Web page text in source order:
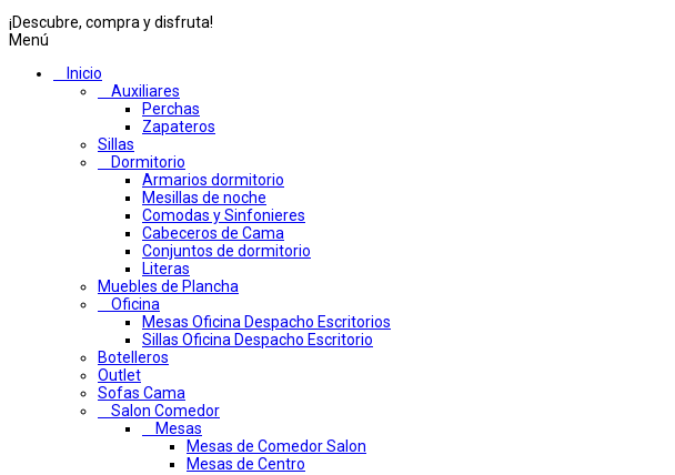
¡Descubre, compra y disfruta!
Menú
Inicio
Auxiliares
Perchas
Zapateros
Sillas
Dormitorio
Armarios dormitorio
Mesillas de noche
Comodas y Sinfonieres
Cabeceros de Cama
Conjuntos de dormitorio
Literas
Muebles de Plancha
Oficina
Mesas Oficina Despacho Escritorios
Sillas Oficina Despacho Escritorio
Botelleros
Outlet
Sofas Cama
Salon Comedor
Mesas
Mesas de Comedor Salon
Mesas de Centro